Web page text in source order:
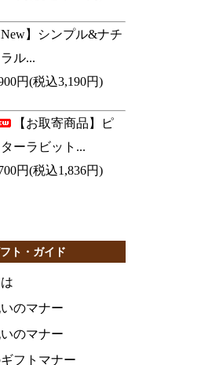
New】シンプル&ナチ
ラル...
円(税込3,190円)
【お取寄商品】ピ
ーラビット...
円(税込1,836円)
ト・ガイド
のマナー
のマナー
フトマナー